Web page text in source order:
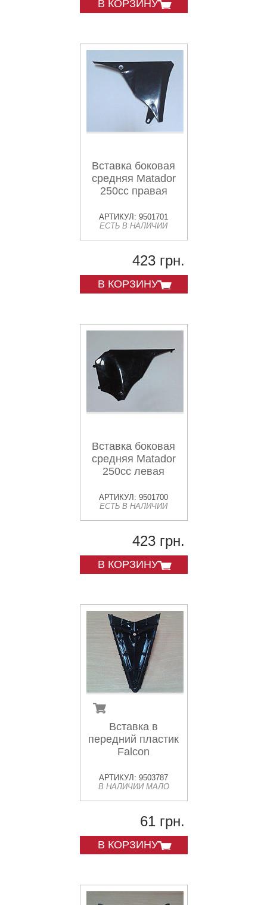
В КОРЗИНУ
Вставка боковая
средняя Matador
250cc правая
АРТИКУЛ: 9501701
ЕСТЬ В НАЛИЧИИ
423 грн.
В КОРЗИНУ
Вставка боковая
средняя Matador
250cc левая
АРТИКУЛ: 9501700
ЕСТЬ В НАЛИЧИИ
423 грн.
В КОРЗИНУ
Вставка в
передний пластик
Falcon
АРТИКУЛ: 9503787
В НАЛИЧИИ МАЛО
61 грн.
В КОРЗИНУ